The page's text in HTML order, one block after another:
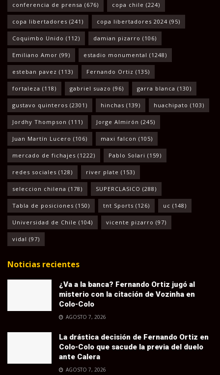
conferencia de prensa (676) copa chile (224)
copa libertadores (241) copa libertadores 2024 (95)
Coquimbo Unido (112) damian pizarro (106)
Emiliano Amor (99) estadio monumental (1248)
esteban pavez (113) Fernando Ortiz (135)
fortaleza (118) gabriel suazo (96) garra blanca (130)
gustavo quinteros (2301) hinchas (139) huachipato (103)
Jordhy Thompson (111) Jorge Almirón (245)
Juan Martín Lucero (106) maxi falcon (105)
mercado de fichajes (1222) Pablo Solari (159)
redes sociales (128) river plate (153)
seleccion chilena (178) SUPERCLASICO (288)
Tabla de posiciones (150) tnt Sports (126) uc (148)
Universidad de Chile (104) vicente pizarro (97)
vidal (97)
Noticias recientes
¿Va a la banca? Fernando Ortiz jugó al
misterio con la citación de Vozinha en
Colo-Colo
AGOSTO 7, 2026
La drástica decisión de Fernando Ortiz en
Colo-Colo que sacude la previa del duelo
ante Calera
AGOSTO 7, 2026